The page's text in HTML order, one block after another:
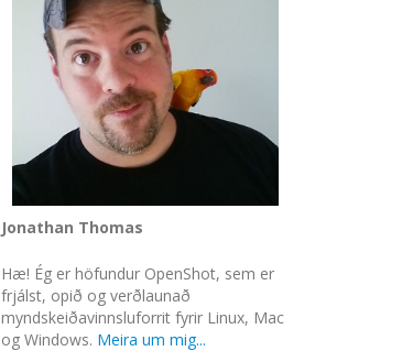
Jonathan Thomas
Hæ! Ég er höfundur OpenShot, sem er
frjálst, opið og verðlaunað
myndskeiðavinnsluforrit fyrir Linux, Mac
og Windows. Meira um mig...